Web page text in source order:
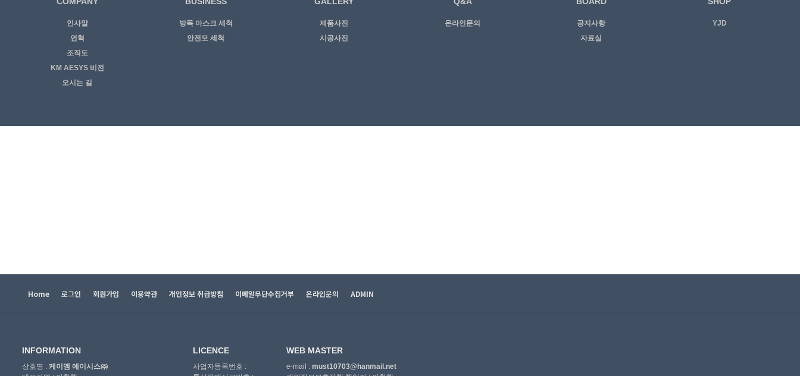
인사말
연혁
조직도
KM AESYS 비전
오시는 길
방독 마스크 세척
안전모 세척
제품사진
시공사진
온라인문의
공지사항
자료실
YJD
Home 로그인 회원가입 이용약관 개인정보 취급방침 이메일무단수집거부 온라인문의 ADMIN
INFORMATION
상호명 : 케이엠 에이시스㈜
LICENCE
사업자등록번호 :
WEB MASTER
e-mail : must10703@hanmail.net